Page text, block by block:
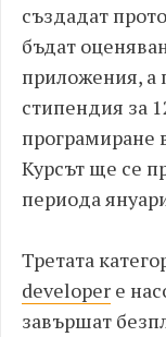
създадат
бъдат
приложения, а
стипендия за
програмиране
Курсът ще се
периода
Третата
developer е
завършат